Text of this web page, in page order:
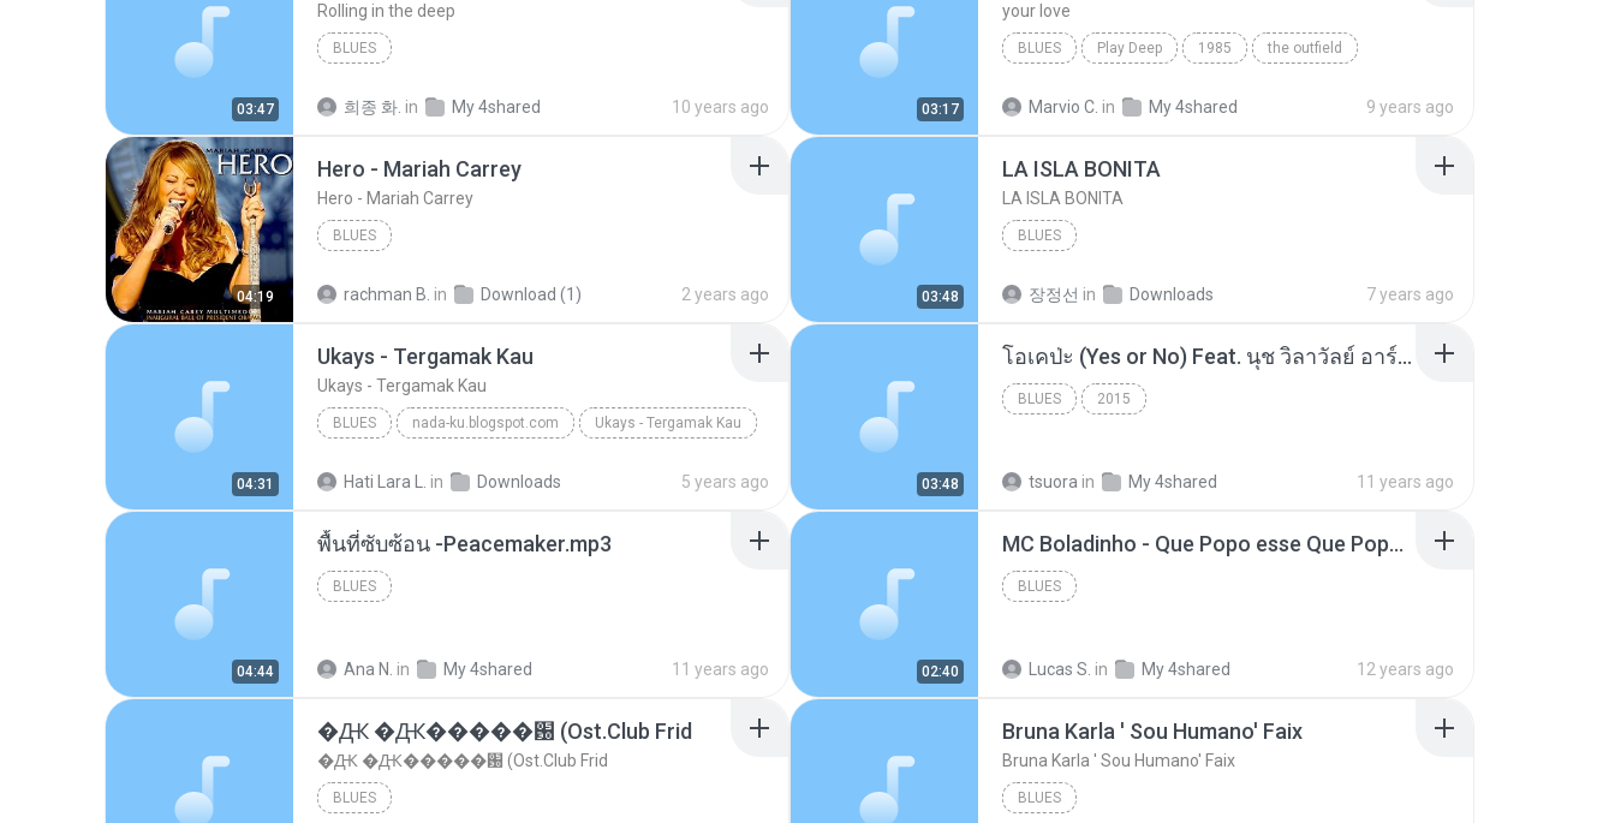
03:47
Rolling in the deep
BLUES
희종 화. in My 4shared 10 years ago 03:17
your love
BLUES Play Deep 1985 the outfield
Marvio C. in My 4shared 9 years ago
04:19
Hero - Mariah Carrey
Hero - Mariah Carrey
BLUES
rachman B. in Download (1) 2 years ago 03:48
LA ISLA BONITA
LA ISLA BONITA
BLUES
장정선 in Downloads 7 years ago
04:31
Ukays - Tergamak Kau
Ukays - Tergamak Kau
BLUES nada-ku.blogspot.com Ukays - Tergamak Kau
Hati Lara L. in Downloads 5 years ago 03:48
โอเคป่ะ (Yes or No) Feat. นุช วิลาวัลย์ อาร์สยาม - Flame.mp3
BLUES 2015
tsuora in My 4shared 11 years ago
04:44
พื้นที่ซับซ้อน -Peacemaker.mp3
BLUES
Ana N. in My 4shared 11 years ago 02:40
MC Boladinho - Que Popo esse Que Popo Gigante (DjWn) (áudio Oficial).mp3
BLUES
Lucas S. in My 4shared 12 years ago
�Ԫ �Ԫ�����԰ (Ost.Club Frid
�Ԫ �Ԫ�����԰ (Ost.Club Frid
BLUES
Bruna Karla ' Sou Humano' Faix
Bruna Karla ' Sou Humano' Faix
BLUES